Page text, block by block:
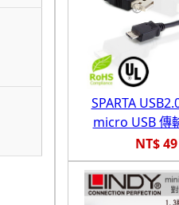
SPARTA
micro USB 傳
NT$ 49